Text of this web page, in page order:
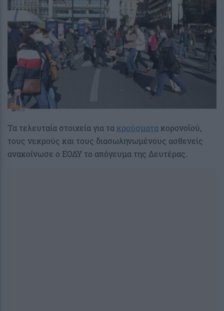
Τα τελευταία στοιχεία για τα κρούσματα κορονοϊού,
τους νεκρούς και τους διασωληνωμένους ασθενείς
ανακοίνωσε ο ΕΟΔΥ το απόγευμα της Δευτέρας.